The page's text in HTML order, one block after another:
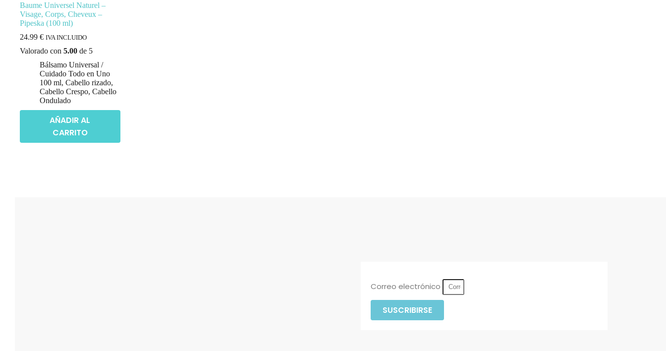
Baume Universel Naturel –
Visage, Corps, Cheveux –
Pipeska (100 ml)
24.99 € IVA INCLUIDO
Valorado con 5.00 de 5
Bálsamo Universal /
Cuidado Todo en Uno
100 ml, Cabello rizado,
Cabello Crespo, Cabello
Ondulado
AÑADIR AL
CARRITO
Correo electrónico
SUSCRIBIRSE